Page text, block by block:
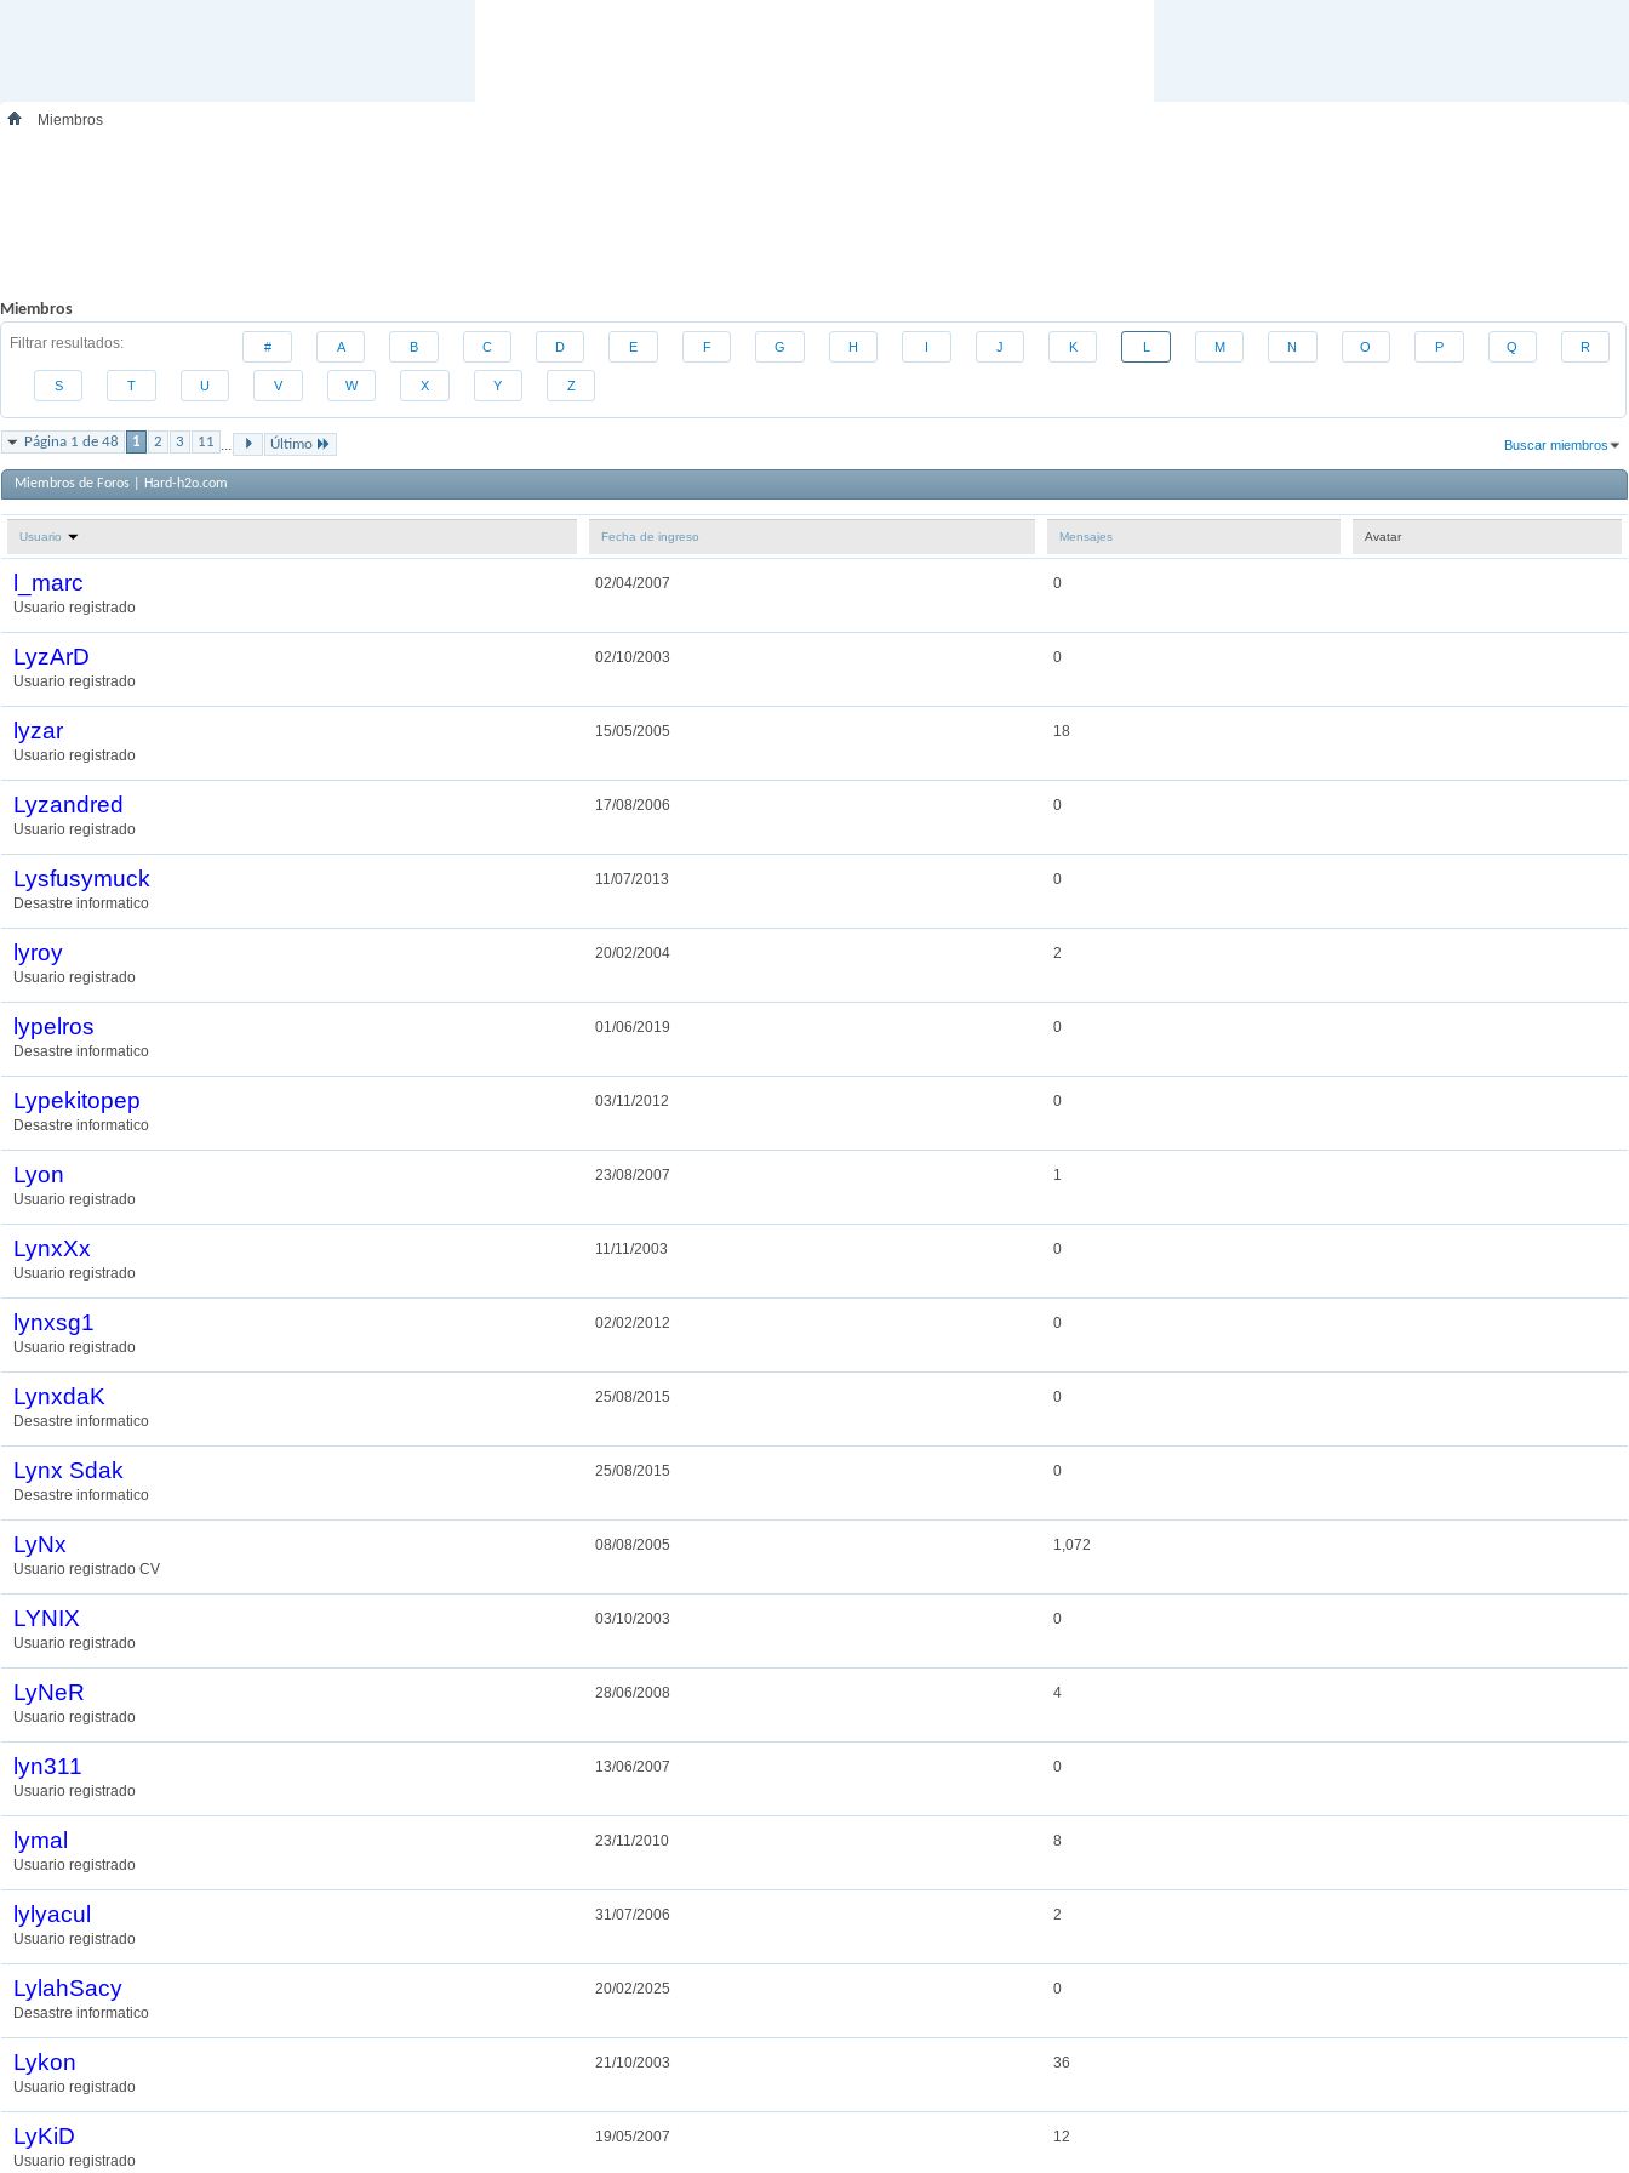
Miembros
Miembros
Filtrar resultados # A B C D E F G H I J K L M N O P Q R
S T U V W X Y Z
Página 1 de 48 1 2 3 11 ... Último Buscar miembros
Miembros de Foros | Hard-h2o.com
Usuario Fecha de ingreso Mensajes Avatar
l_marc
Usuario registrado
02/04/2007 0
LyzArD
Usuario registrado
02/10/2003 0
lyzar
Usuario registrado
15/05/2005 18
Lyzandred
Usuario registrado
17/08/2006 0
Lysfusymuck
Desastre informatico
11/07/2013 0
lyroy
Usuario registrado
20/02/2004 2
lypelros
Desastre informatico
01/06/2019 0
Lypekitopep
Desastre informatico
03/11/2012 0
Lyon
Usuario registrado
23/08/2007 1
LynxXx
Usuario registrado
11/11/2003 0
lynxsg1
Usuario registrado
02/02/2012 0
LynxdaK
Desastre informatico
25/08/2015 0
Lynx Sdak
Desastre informatico
25/08/2015 0
LyNx
Usuario registrado CV
08/08/2005 1,072
LYNIX
Usuario registrado
03/10/2003 0
LyNeR
Usuario registrado
28/06/2008 4
lyn311
Usuario registrado
13/06/2007 0
lymal
Usuario registrado
23/11/2010 8
lylyacul
Usuario registrado
31/07/2006 2
LylahSacy
Desastre informatico
20/02/2025 0
Lykon
Usuario registrado
21/10/2003 36
LyKiD
Usuario registrado
19/05/2007 12